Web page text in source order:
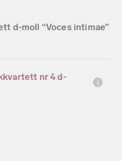
d-moll “Voces intimae”
nr 4 d-